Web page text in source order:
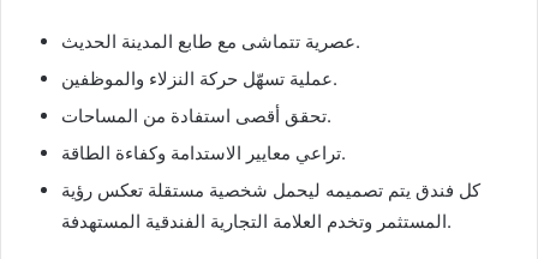
عصرية تتماشى مع طابع المدينة الحديث.
عملية تسهّل حركة النزلاء والموظفين.
تحقق أقصى استفادة من المساحات.
تراعي معايير الاستدامة وكفاءة الطاقة.
كل فندق يتم تصميمه ليحمل شخصية مستقلة تعكس رؤية
المستثمر وتخدم العلامة التجارية الفندقية المستهدفة.